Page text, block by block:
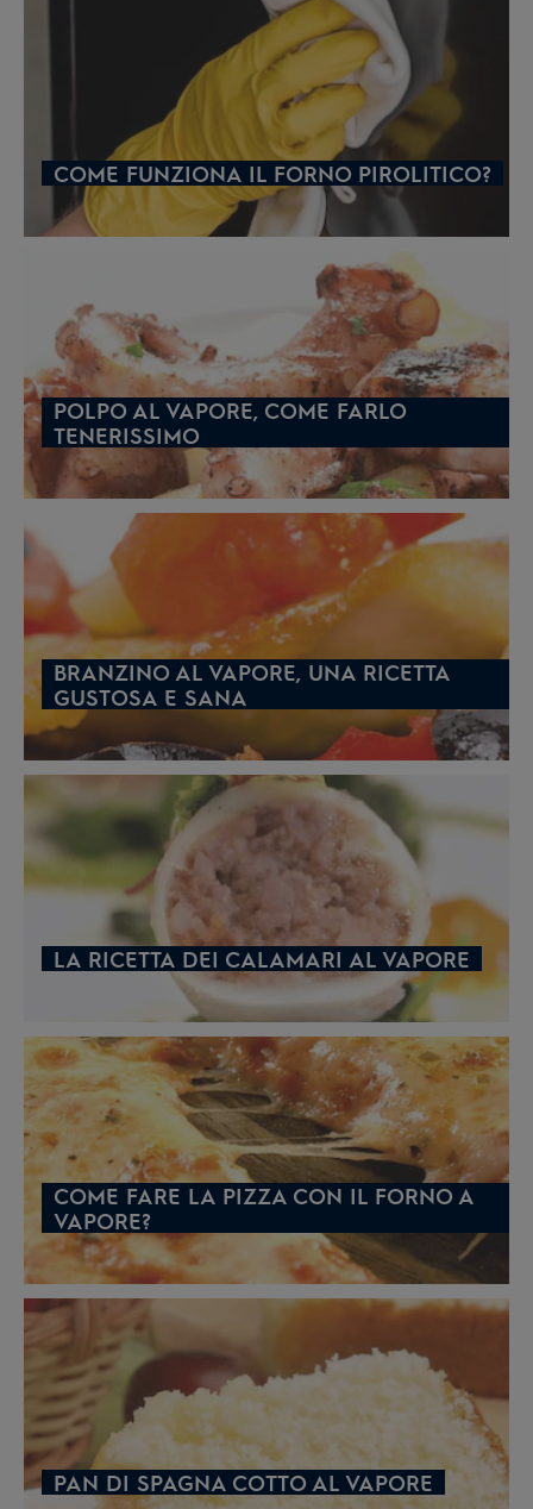
COME FUNZIONA IL FORNO PIROLITICO?
POLPO AL VAPORE, COME FARLO
TENERISSIMO
BRANZINO AL VAPORE, UNA RICETTA
GUSTOSA E SANA
LA RICETTA DEI CALAMARI AL VAPORE
COME FARE LA PIZZA CON IL FORNO A
VAPORE?
PAN DI SPAGNA COTTO AL VAPORE